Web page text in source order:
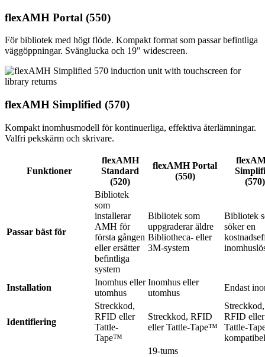
flexAMH Portal (550)
För bibliotek med högt flöde. Kompakt format som passar befintliga
väggöppningar. Svänglucka och 19" widescreen.
flexAMH Simplified (570)
Kompakt inomhusmodell för kontinuerliga, effektiva återlämningar.
Valfri pekskärm och skrivare.
Funktioner
flexAMH
Standard
(520)
flexAMH Portal
(550)
(570)
Passar bäst för
Bibliotek
som
installerar
AMH för
första gången
eller ersätter
befintliga
system
Bibliotek som
uppgraderar äldre
Bibliotheca- eller
3M-system
Bibliotek
söker en
Installation
Inomhus eller
utomhus
Inomhus eller
utomhus
Endast
Identifiering
Streckkod,
RFID eller
Tattle-
Tape™
Streckkod, RFID
eller Tattle-Tape™
Streckkod,
RFID eller
Tattle-
kompatibel
19-tums